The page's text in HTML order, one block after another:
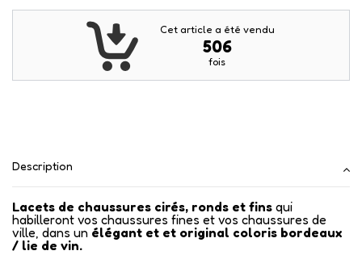
Cet article a été vendu
506
fois
Description
Lacets de chaussures cirés, ronds et fins qui
habilleront vos chaussures fines et vos chaussures de
ville, dans un élégant et et original coloris bordeaux
/ lie de vin.